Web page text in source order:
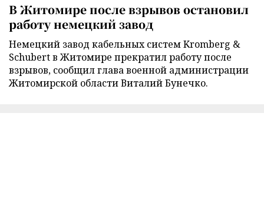
В Житомире после взрывов остановил
работу немецкий завод
Немецкий завод кабельных систем Kromberg &
Schubert в Житомире прекратил работу после
взрывов, сообщил глава военной администрации
Житомирской области Виталий Бунечко.